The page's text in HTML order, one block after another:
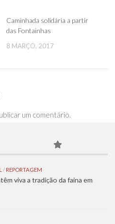
Caminhada solidária a partir
das Fontainhas
8 MARÇO, 2017
um comentário.
/ REPORTAGEM
viva a tradição da faina em